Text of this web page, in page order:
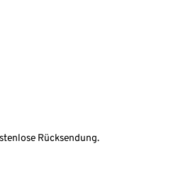
Rücksendung.